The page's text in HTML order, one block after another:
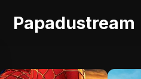
Papadustream